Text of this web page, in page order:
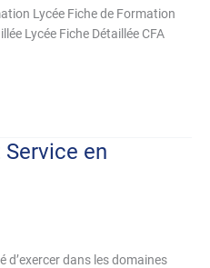
Lycée Fiche de Formation
Lycée Fiche Détaillée CFA
en
dans les domaines